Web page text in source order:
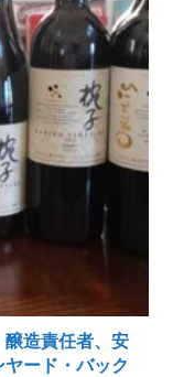
醸造責任者、安
ード・バック